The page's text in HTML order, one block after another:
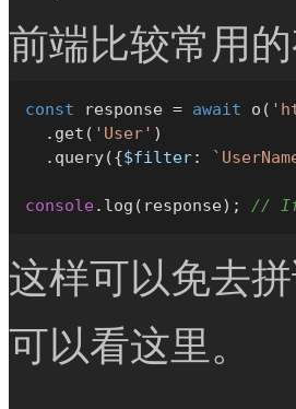
前端比较常用
const response = await o (
  .
get ( 'User' )
  .
query({$filter:
console . log (response); // If
这样可以免去
可以看这里。